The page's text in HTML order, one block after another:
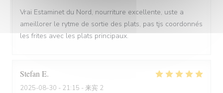
Vrai Estaminet du Nord, nourriture excellente, uste a
ameillorer le rytme de sortie des plats, pas tjs coordonnés
les frites avec les plats principaux.
Stefan E
2025-08-30 - 21:15 - 来宾 2